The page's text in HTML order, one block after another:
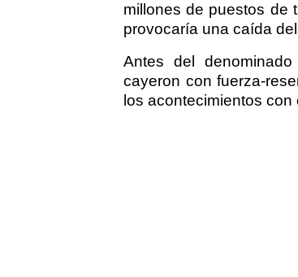
millones de puestos de
provocaría una caída
Antes del
cayeron con fuerza-
los acontecimientos con